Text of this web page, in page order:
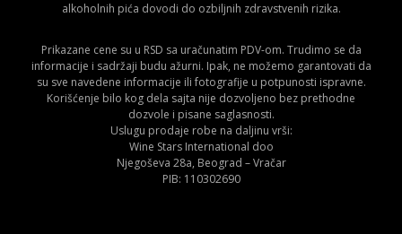
alkoholnih pića dovodi do ozbiljnih zdravstvenih rizika.
Prikazane cene su u RSD sa uračunatim PDV-om. Trudimo se da
informacije i sadržaji budu ažurni. Ipak, ne možemo garantovati da
su sve navedene informacije ili fotografije u potpunosti ispravne.
Korišćenje bilo kog dela sajta nije dozvoljeno bez prethodne
dozvole i pisane saglasnosti.
Uslugu prodaje robe na daljinu vrši:
Wine Stars International doo
Njegoševa 28a, Beograd – Vračar
PIB: 110302690